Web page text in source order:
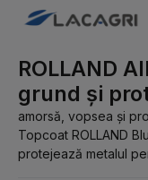
ROLLAND
grund și
amorsă, vopsea și
Topcoat ROLLAND
protejează metalul